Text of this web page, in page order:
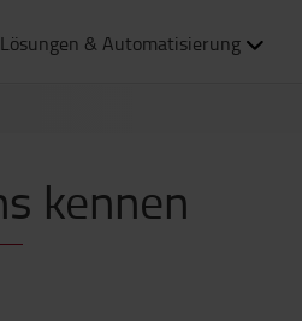
Lösungen & Automatisierung
kennen